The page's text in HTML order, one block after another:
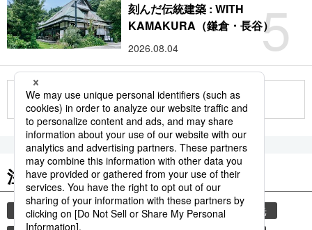
5
刻んだ伝統建築 : WITH
KAMAKURA（鎌倉・長谷）
2026.08.04
もっと見る
注目のキーワード
共同通信ニュース 気象・災害 災害
観光